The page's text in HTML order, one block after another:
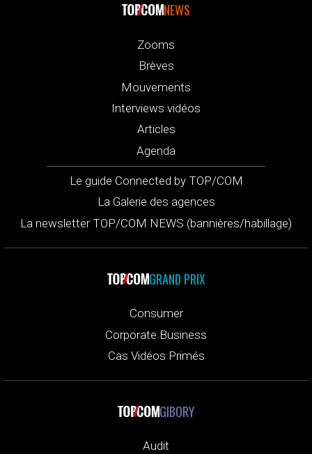
NEWS
Zooms
Brèves
Mouvements
Interviews vidéos
Articles
Agenda
Le guide Connected by TOP/COM
La Galerie des agences
La newsletter TOP/COM NEWS (bannières/habillage)
GRAND PRIX
Consumer
Corporate Business
Cas Vidéos Primés
GIBORY
Audit